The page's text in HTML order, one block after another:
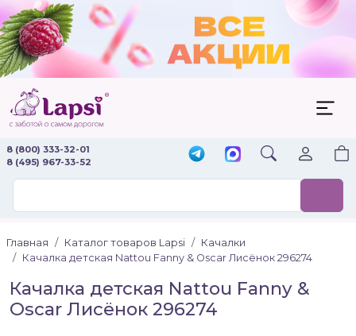
8 (800) 333-32-01
8 (495) 967-33-52
Главная Каталог товаров Lapsi
Качалки
Качалка детская Nattou Fanny & Oscar Лисёнок 296274
Качалка детская Nattou Fanny &
Oscar Лисёнок 296274